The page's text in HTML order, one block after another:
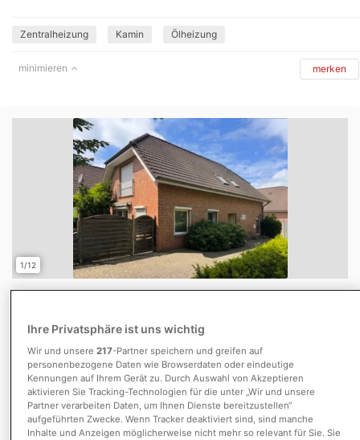
Zentralheizung Kamin Ölheizung
minimieren merken
1/12
Ein Haus viele Möglichkeiten: Flexibles
Albac...
Münster-Albachten
Kaufpreis
415.000 €
Wohnfläche
127 m²
Grundstücksfläche
323 m²
Zimmer
Ihre Privatsphäre ist uns wichtig
Wir und unsere 217-Partner speichern und greifen auf
personenbezogene Daten wie Browserdaten oder eindeutige
Kennungen auf Ihrem Gerät zu. Durch Auswahl von Akzeptieren
aktivieren Sie Tracking-Technologien für die unter „Wir und unsere
Partner verarbeiten Daten, um Ihnen Dienste bereitzustellen“
aufgeführten Zwecke. Wenn Tracker deaktiviert sind, sind manche
Inhalte und Anzeigen möglicherweise nicht mehr so relevant für Sie. Sie